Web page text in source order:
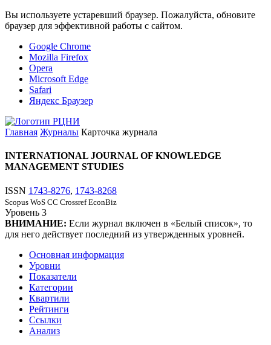
Вы используете устаревший браузер. Пожалуйста, обновите
браузер для эффективной работы с сайтом.
Google Chrome
Mozilla Firefox
Opera
Microsoft Edge
Safari
Яндекс Браузер
Главная Журналы Карточка журнала
INTERNATIONAL JOURNAL OF KNOWLEDGE
MANAGEMENT STUDIES
ISSN 1743-8276, 1743-8268
Scopus WoS CC Crossref EconBiz
Уровень 3
ВНИМАНИЕ: Если журнал включен в «Белый список», то
для него действует последний из утвержденных уровней.
Основная информация
Уровни
Показатели
Категории
Квартили
Рейтинги
Ссылки
Анализ